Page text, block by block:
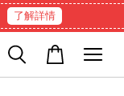
了解詳情